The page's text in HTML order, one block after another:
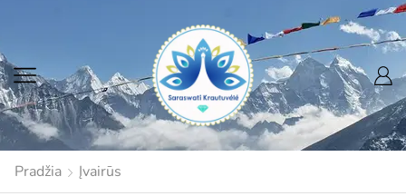
Pradžia Įvairūs